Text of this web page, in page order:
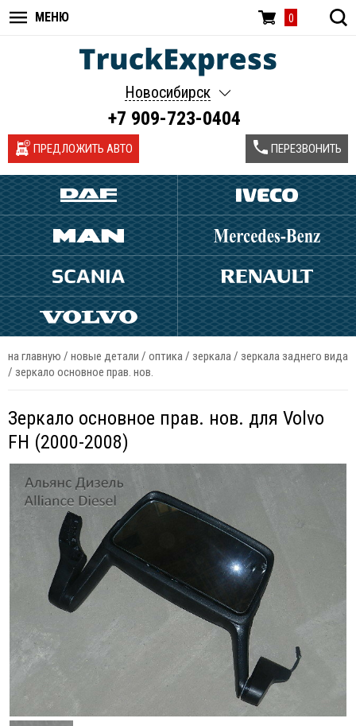
МЕНЮ 0
Новосибирск
+7 909-723-0404
ПРЕДЛОЖИТЬ АВТО
на главную / новые детали / оптика/ зеркала/ зеркала заднего вида
/ зеркало основное прав. нов.
Зеркало основное прав. нов. для Volvo
FH (2000-2008)